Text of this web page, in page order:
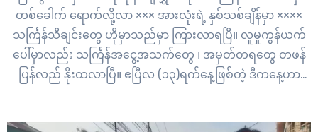
တစ်ခေါက် ရောက်လို့လာ ××× အားလုံးရဲ့ နှစ်သစ်ချိန်မှာ ××××
သင်္ကြန်သီချင်းတွေ ဟိုမှာသည်မှာ ကြားလာရပြီ။ လူမှုကွန်ယက်
ပေါ်မှာလည်း သင်္ကြန်အငွေ့အသက်တွေ ၊ အမှတ်တရတွေ တဖန်
ပြန်လည် နိုးထလာပြီ။ ဧပြီလ (၁၃)ရက်နေ့ဖြစ်တဲ့ ဒီကနေ့ဟာ